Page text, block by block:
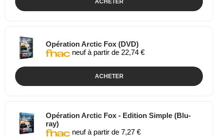
ACHETER
Opération Arctic Fox (DVD)
neuf à partir de 22,74 €
ACHETER
Opération Arctic Fox - Edition Simple (Blu-
ray)
neuf à partir de 7,27 €